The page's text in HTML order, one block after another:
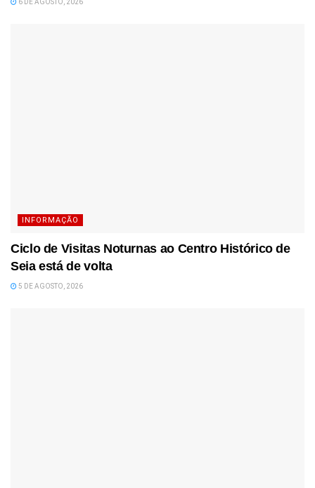
INFORMAÇÃO
Ciclo de Visitas Noturnas ao Centro Histórico de
Seia está de volta
5 DE AGOSTO, 2026